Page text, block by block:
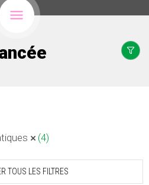
(4)
TOUS LES FILTRES